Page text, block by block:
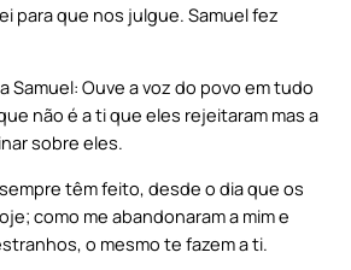
para que nos julgue. Samuel fez
Samuel: Ouve a voz do povo em tudo
não é a ti que eles rejeitaram mas a
sobre eles.
têm feito, desde o dia que os
como me abandonaram a mim e
o mesmo te fazem a ti.